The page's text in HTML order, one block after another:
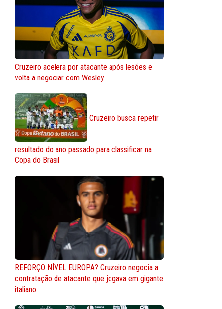
Cruzeiro acelera por atacante após lesões e
volta a negociar com Wesley
Cruzeiro busca repetir
resultado do ano passado para classificar na
Copa do Brasil
REFORÇO NÍVEL EUROPA? Cruzeiro negocia a
contratação de atacante que jogava em gigante
italiano